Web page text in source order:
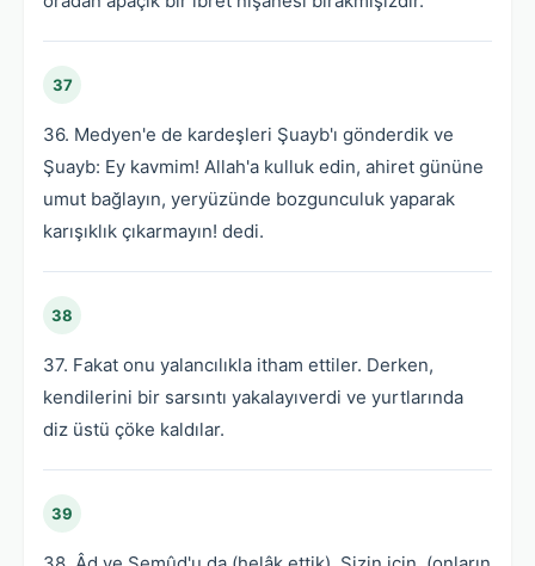
37
36. Medyen'e de kardeşleri Şuayb'ı gönderdik ve
Şuayb: Ey kavmim! Allah'a kulluk edin, ahiret gününe
umut bağlayın, yeryüzünde bozgunculuk yaparak
karışıklık çıkarmayın! dedi.
38
37. Fakat onu yalancılıkla itham ettiler. Derken,
kendilerini bir sarsıntı yakalayıverdi ve yurtlarında
diz üstü çöke kaldılar.
39